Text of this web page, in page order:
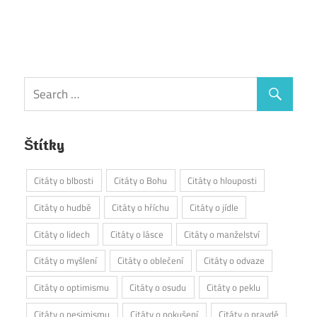
Štítky
Citáty o blbosti Citáty o Bohu
Citáty o hlouposti
Citáty o hudbě
Citáty o hříchu
Citáty o jídle
Citáty o lidech
Citáty o lásce
Citáty o manželství
Citáty o myšlení
Citáty o oblečení
Citáty o odvaze
Citáty o optimismu
Citáty o osudu
Citáty o peklu
Citáty o pesimismu
Citáty o pokušení Citáty o pravdě